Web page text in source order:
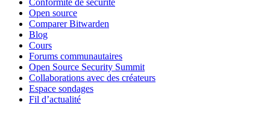
Conformité de sécurité
Open source
Comparer Bitwarden
Blog
Cours
Forums communautaires
Open Source Security Summit
Collaborations avec des créateurs
Espace sondages
Fil d’actualité